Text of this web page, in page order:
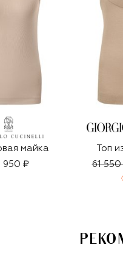
майка
950 ₽
Топ
61 550